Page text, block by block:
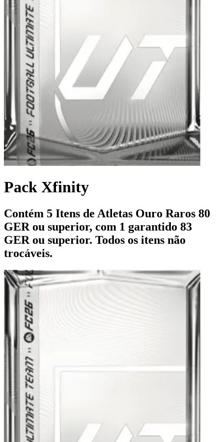
Pack Xfinity
Contém 5 Itens de Atletas Ouro Raros 80
GER ou superior, com 1 garantido 83
GER ou superior. Todos os itens não
trocáveis.